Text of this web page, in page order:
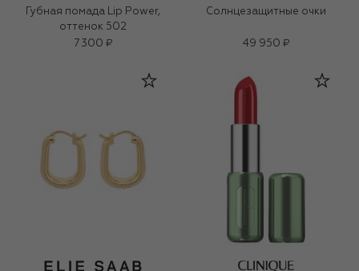
Губная помада Lip Power,
оттенок 502
7 300 ₽
Солнцезащитные очки
49 950 ₽